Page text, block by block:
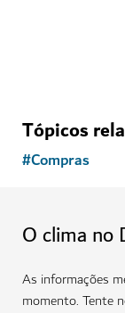
Tópicos
#Compras
O clima no
As informações
momento. Tente